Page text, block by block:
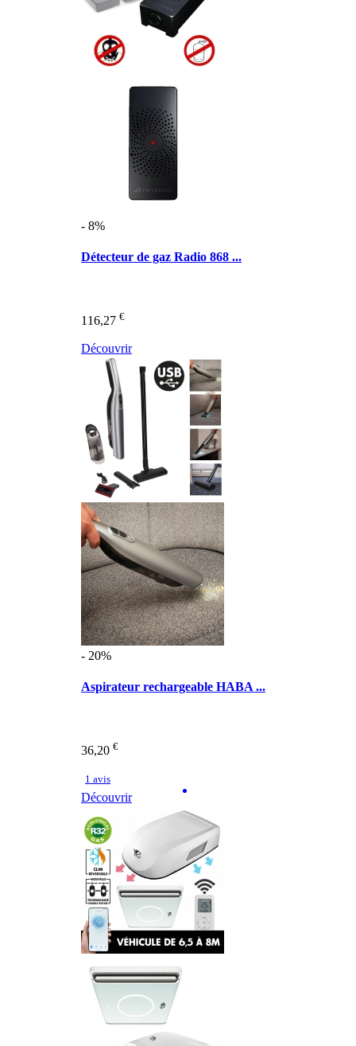
- 8%
Détecteur de gaz Radio 868 ...
116,27 €
Découvrir
- 20%
Aspirateur rechargeable HABA ...
36,20 €
1 avis
Découvrir